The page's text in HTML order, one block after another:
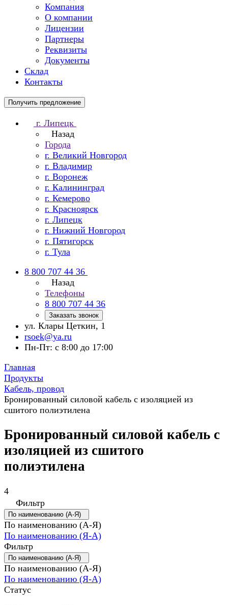
Компания
О компании
Лицензии
Партнеры
Реквизиты
Документы
Склад
Контакты
Получить предложение
г. Липецк
Назад
Города
г. Великий Новгород
г. Владимир
г. Воронеж
г. Калининград
г. Кемерово
г. Красноярск
г. Липецк
г. Нижний Новгород
г. Пятигорск
г. Тула
8 800 707 44 36
Назад
Телефоны
8 800 707 44 36
Заказать звонок
ул. Клары Цеткин, 1
rsoek@ya.ru
Пн-Пт: с 8:00 до 17:00
Главная
Продукты
Кабель, провод
Бронированный силовой кабель с изоляцией из
сшитого полиэтилена
Бронированный силовой кабель с
изоляцией из сшитого
полиэтилена
4
Фильтр
По наименованию (А-Я)
По наименованию (А-Я)
По наименованию (Я-А)
Фильтр
По наименованию (А-Я)
По наименованию (А-Я)
По наименованию (Я-А)
Статус